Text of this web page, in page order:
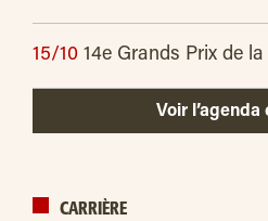
15/10 14e Grands Prix de
Voir
CARRIÈRE